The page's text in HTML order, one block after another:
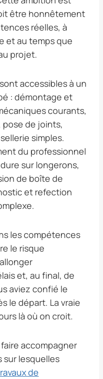
être honnêtement
réelles, à
et au temps que
projet.
accessibles à un
: démontage et
courants,
de joints,
simples.
du professionnel
sur longerons,
de boîte de
et refection
les compétences
le risque
et, au final, de
aviez confié le
le départ. La vraie
là où on croit.
accompagner
sur lesquelles
de